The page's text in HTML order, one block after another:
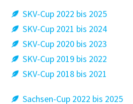
SKV-Cup 2022 bis 2025
SKV-Cup 2021 bis 2024
SKV-Cup 2020 bis 2023
SKV-Cup 2019 bis 2022
SKV-Cup 2018 bis 2021
Sachsen-Cup 2022 bis 2025